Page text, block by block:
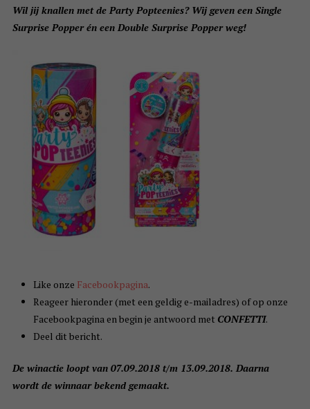
Wil jij knallen met de Party Popteenies? Wij geven een Single
Surprise Popper én een Double Surprise Popper weg!
Like onze Facebookpagina.
Reageer hieronder (met een geldig e-mailadres) of op onze
Facebookpagina en begin je antwoord met CONFETTI.
Deel dit bericht.
De winactie loopt van 07.09.2018 t/m 13.09.2018. Daarna
wordt de winnaar bekend gemaakt.